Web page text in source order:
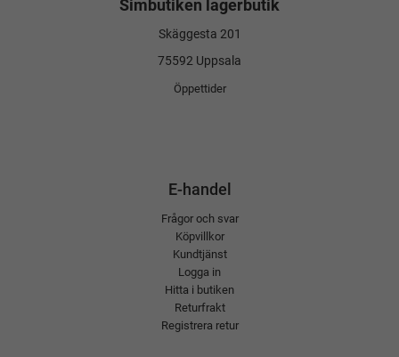
Simbutiken lagerbutik
Skäggesta 201
75592 Uppsala
Öppettider
E-handel
Frågor och svar
Köpvillkor
Kundtjänst
Logga in
Hitta i butiken
Returfrakt
Registrera retur